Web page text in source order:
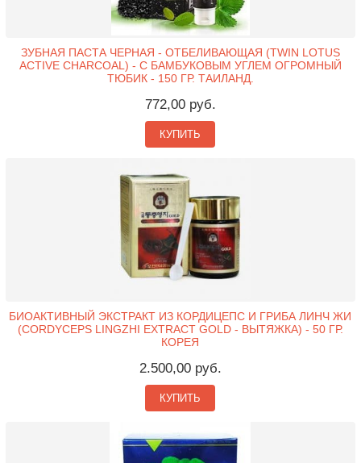
ЗУБНАЯ ПАСТА ЧЕРНАЯ - ОТБЕЛИВАЮЩАЯ (TWIN LOTUS
ACTIVE CHARCOAL) - С БАМБУКОВЫМ УГЛЕМ ОГРОМНЫЙ
ТЮБИК - 150 ГР. ТАИЛАНД.
772,00 руб.
КУПИТЬ
БИОАКТИВНЫЙ ЭКСТРАКТ ИЗ КОРДИЦЕПС И ГРИБА ЛИНЧ ЖИ
(CORDYCEPS LINGZHI EXTRACT GOLD - ВЫТЯЖКА) - 50 ГР.
КОРЕЯ
2.500,00 руб.
КУПИТЬ